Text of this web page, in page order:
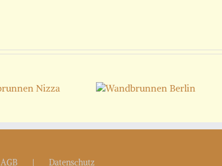
Wandbrunnen
Wandbrunnen
AGB Datenschutz